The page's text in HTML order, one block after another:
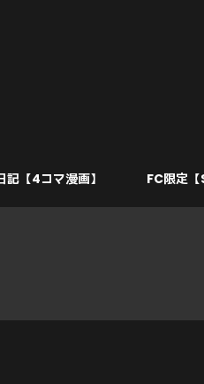
記【4コマ漫画】 FC限定